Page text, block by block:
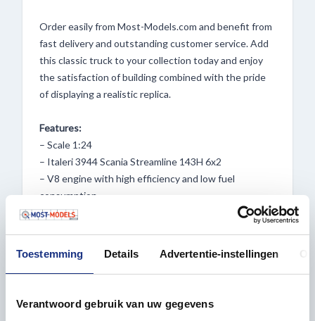
Toestemming Details Advertentie-instellingen
Verantwoord gebruik van uw gegevens
Order easily from Most-Models.com and benefit from
fast delivery and outstanding customer service. Add
this classic truck to your collection today and enjoy
the satisfaction of building combined with the pride
of displaying a realistic replica.
Features:
– Scale 1:24
– Italeri 3944 Scania Streamline 143H 6x2
– V8 engine with high efficiency and low fuel
consumption
– Aerodynamic cab tested in wind tunnel
reliability
Order the 1:24 Italeri 3944 Scania Streamline 143H